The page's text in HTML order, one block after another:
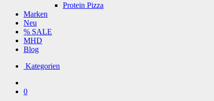
Protein Pizza
Marken
Neu
% SALE
MHD
Blog
Kategorien
0